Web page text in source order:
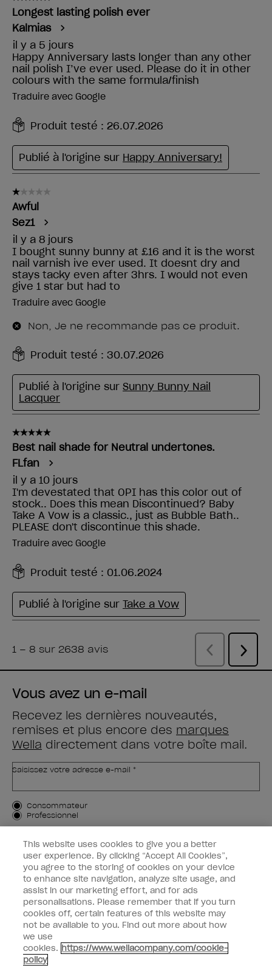
Vous avez un e-mail
Recevez les dernières nouveautés,
remises et plus encore des marques
Wella directement dans votre boîte mail.
Saisissez votre adresse e-mail *
Type de client
Consommateur
Professionnel
M'INSCRIRE
Informations clients
OPI & vous
instagramfacebook
This website uses cookies to give you a better
user experience. By clicking “Accept All Cookies”,
you agree to the storing of cookies on your device
to enhance site navigation, analyze site usage, and
assist in our marketing effort, and for ads
personalisations. Please remember that if you turn
cookies off, certain features of this website may
not be available to you. Find out more about how
we use
cookies. https://www.wellacompany.com/cookie-
policy